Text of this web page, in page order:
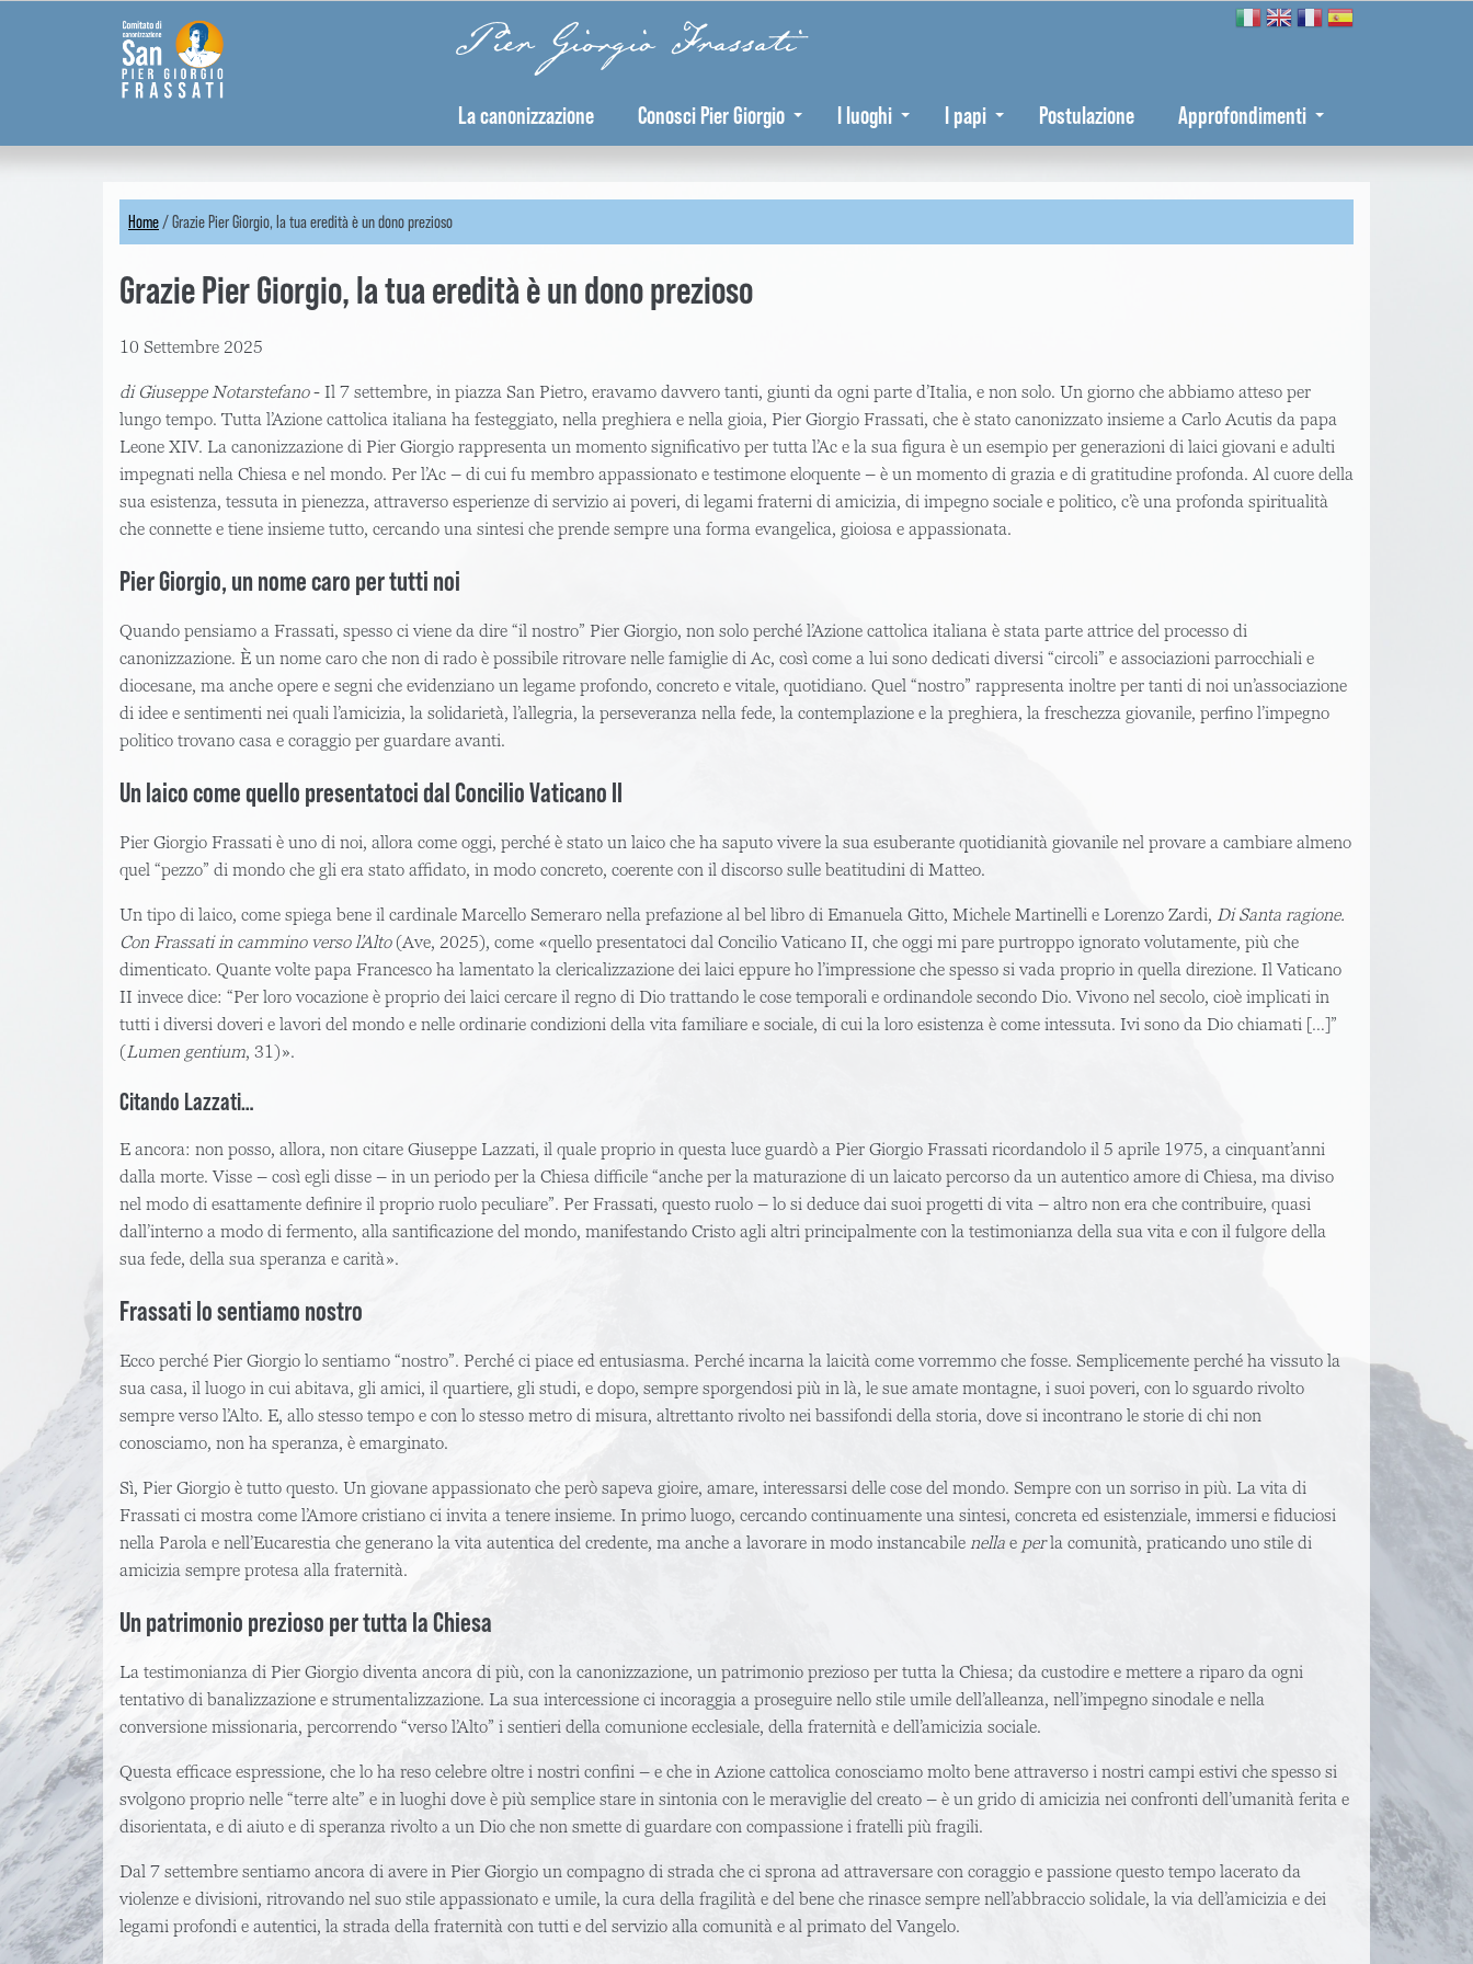
Pier Giorgio Frassati
La canonizzazione Conosci Pier Giorgio I luoghi I papi Postulazione Approfondimenti
You
are
here
Home /Grazie Pier Giorgio, la tua eredità è un dono prezioso
Grazie Pier Giorgio, la tua eredità è un dono prezioso
10 Settembre 2025
di Giuseppe Notarstefano- Il 7 settembre, in piazza San Pietro, eravamo davvero tanti, giunti da ogni parte d’Italia, e non solo. Un giorno che abbiamo atteso per
lungo tempo. Tutta l’Azione cattolica italiana ha festeggiato, nella preghiera e nella gioia, Pier Giorgio Frassati, che è stato canonizzato insieme a Carlo Acutis da papa
Leone XIV. La canonizzazione di Pier Giorgio rappresenta un momento significativo per tutta l’Ac e la sua figura è un esempio per generazioni di laici giovani e adulti
impegnati nella Chiesa e nel mondo. Per l’Ac – di cui fu membro appassionato e testimone eloquente – è un momento di grazia e di gratitudine profonda. Al cuore della
sua esistenza, tessuta in pienezza, attraverso esperienze di servizio ai poveri, di legami fraterni di amicizia, di impegno sociale e politico, c’è una profonda spiritualità
che connette e tiene insieme tutto, cercando una sintesi che prende sempre una forma evangelica, gioiosa e appassionata.
Pier Giorgio, un nome caro per tutti noi
Quando pensiamo a Frassati, spesso ci viene da dire “il nostro” Pier Giorgio, non solo perché l’Azione cattolica italiana è stata parte attrice del processo di
canonizzazione. È un nome caro che non di rado è possibile ritrovare nelle famiglie di Ac, così come a lui sono dedicati diversi “circoli” e associazioni parrocchiali e
diocesane, ma anche opere e segni che evidenziano un legame profondo, concreto e vitale, quotidiano. Quel “nostro” rappresenta inoltre per tanti di noi un’associazione
di idee e sentimenti nei quali l’amicizia, la solidarietà, l’allegria, la perseveranza nella fede, la contemplazione e la preghiera, la freschezza giovanile, perfino l’impegno
politico trovano casa e coraggio per guardare avanti.
Un laico come quello presentatoci dal Concilio Vaticano II
Pier Giorgio Frassati è uno di noi, allora come oggi, perché è stato un laico che ha saputo vivere la sua esuberante quotidianità giovanile nel provare a cambiare almeno
quel “pezzo” di mondo che gli era stato affidato, in modo concreto, coerente con il discorso sulle beatitudini di Matteo.
Un tipo di laico, come spiega bene il cardinale Marcello Semeraro nella prefazione al bel libro di Emanuela Gitto, Michele Martinelli e Lorenzo Zardi, Di Santa ragione.
Con Frassati in cammino verso l’Alto(Ave, 2025), come «quello presentatoci dal Concilio Vaticano II, che oggi mi pare purtroppo ignorato volutamente, più che
dimenticato. Quante volte papa Francesco ha lamentato la clericalizzazione dei laici eppure ho l’impressione che spesso si vada proprio in quella direzione. Il Vaticano
II invece dice: “Per loro vocazione è proprio dei laici cercare il regno di Dio trattando le cose temporali e ordinandole secondo Dio. Vivono nel secolo, cioè implicati in
tutti i diversi doveri e lavori del mondo e nelle ordinarie condizioni della vita familiare e sociale, di cui la loro esistenza è come intessuta. Ivi sono da Dio chiamati […]”
(Lumen gentium, 31)».
Citando Lazzati…
E ancora: non posso, allora, non citare Giuseppe Lazzati, il quale proprio in questa luce guardò a Pier Giorgio Frassati ricordandolo il 5 aprile 1975, a cinquant’anni
dalla morte. Visse – così egli disse – in un periodo per la Chiesa difficile “anche per la maturazione di un laicato percorso da un autentico amore di Chiesa, ma diviso
nel modo di esattamente definire il proprio ruolo peculiare”. Per Frassati, questo ruolo – lo si deduce dai suoi progetti di vita – altro non era che contribuire, quasi
dall’interno a modo di fermento, alla santificazione del mondo, manifestando Cristo agli altri principalmente con la testimonianza della sua vita e con il fulgore della
sua fede, della sua speranza e carità».
Frassati lo sentiamo nostro
Ecco perché Pier Giorgio lo sentiamo “nostro”. Perché ci piace ed entusiasma. Perché incarna la laicità come vorremmo che fosse. Semplicemente perché ha vissuto la
sua casa, il luogo in cui abitava, gli amici, il quartiere, gli studi, e dopo, sempre sporgendosi più in là, le sue amate montagne, i suoi poveri, con lo sguardo rivolto
sempre verso l’Alto. E, allo stesso tempo e con lo stesso metro di misura, altrettanto rivolto nei bassifondi della storia, dove si incontrano le storie di chi non
conosciamo, non ha speranza, è emarginato.
Sì, Pier Giorgio è tutto questo. Un giovane appassionato che però sapeva gioire, amare, interessarsi delle cose del mondo. Sempre con un sorriso in più. La vita di
Frassati ci mostra come l’Amore cristiano ci invita a tenere insieme. In primo luogo, cercando continuamente una sintesi, concreta ed esistenziale, immersi e fiduciosi
nella Parola e nell’Eucarestia che generano la vita autentica del credente, ma anche a lavorare in modo instancabile nella e perla comunità, praticando uno stile di
amicizia sempre protesa alla fraternità.
Un patrimonio prezioso per tutta la Chiesa
La testimonianza di Pier Giorgio diventa ancora di più, con la canonizzazione, un patrimonio prezioso per tutta la Chiesa; da custodire e mettere a riparo da ogni
tentativo di banalizzazione e strumentalizzazione. La sua intercessione ci incoraggia a proseguire nello stile umile dell’alleanza, nell’impegno sinodale e nella
conversione missionaria, percorrendo “verso l’Alto” i sentieri della comunione ecclesiale, della fraternità e dell’amicizia sociale.
Questa efficace espressione, che lo ha reso celebre oltre i nostri confini – e che in Azione cattolica conosciamo molto bene attraverso i nostri campi estivi che spesso si
svolgono proprio nelle “terre alte” e in luoghi dove è più semplice stare in sintonia con le meraviglie del creato – è un grido di amicizia nei confronti dell’umanità ferita e
disorientata, e di aiuto e di speranza rivolto a un Dio che non smette di guardare con compassione i fratelli più fragili.
Dal 7 settembre sentiamo ancora di avere in Pier Giorgio un compagno di strada che ci sprona ad attraversare con coraggio e passione questo tempo lacerato da
violenze e divisioni, ritrovando nel suo stile appassionato e umile, la cura della fragilità e del bene che rinasce sempre nell’abbraccio solidale, la via dell’amicizia e dei
legami profondi e autentici, la strada della fraternità con tutti e del servizio alla comunità e al primato del Vangelo.